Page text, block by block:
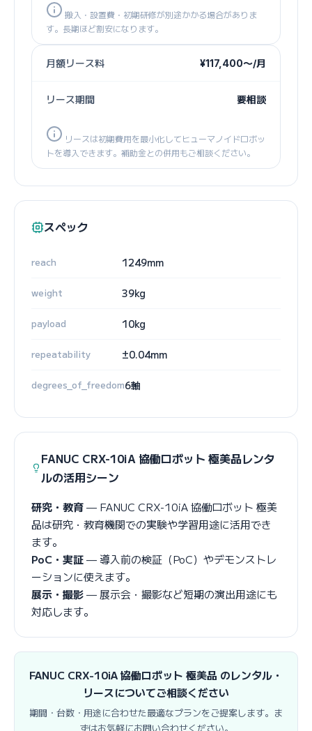
搬入・設置費・初期研修が別途かかる場合がありま
す。長期ほど割安になります。
月額リース料 ¥117,400〜/月
リース期間 要相談
リースは初期費用を最小化してヒューマノイドロボッ
トを導入できます。補助金との併用もご相談ください。
スペック
reach 1249mm
weight 39kg
payload 10kg
repeatability ±0.04mm
degrees_of_freedom6軸
FANUC CRX-10iA 協働ロボット 極美品レンタ
ルの活用シーン
研究・教育— FANUC CRX-10iA 協働ロボット 極美
品は研究・教育機関での実験や学習用途に活用でき
ます。
PoC・実証— 導入前の検証（PoC）やデモンストレ
ーションに使えます。
展示・撮影— 展示会・撮影など短期の演出用途にも
対応します。
FANUC CRX-10iA 協働ロボット 極美品 のレンタル・
リースについてご相談ください
期間・台数・用途に合わせた最適なプランをご提案します。ま
ずはお気軽にお問い合わせください。